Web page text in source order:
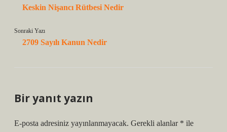
Keskin Nişancı Rütbesi Nedir
Sonraki Yazı
2709 Sayılı Kanun Nedir
Bir yanıt yazın
E-posta adresiniz yayınlanmayacak. Gerekli alanlar * ile